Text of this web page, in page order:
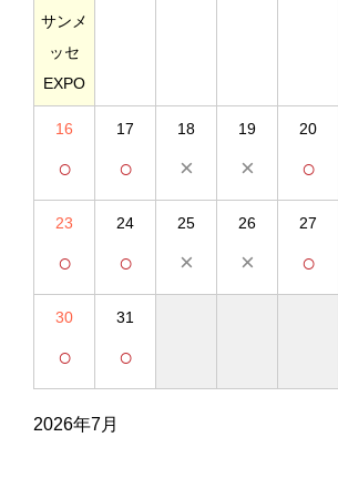
サンメ
ッセ
EXPO
16
○
17
○
18
×
19
×
20
○
23
○
24
○
25
×
26
×
27
○
30
○
31
○
2026年7月